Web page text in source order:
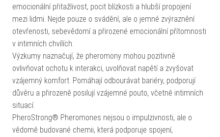
emocionální přitažlivost, pocit blízkosti a hlubší propojení
mezi lidmi. Nejde pouze o svádění, ale o jemné zvýraznění
otevřenosti, sebevědomí a přirozené emocionální přítomnosti
v intimních chvílích.
Výzkumy naznačují, že pheromony mohou pozitivně
ovlivňovat ochotu k interakci, uvolňovat napětí a zvyšovat
vzájemný komfort. Pomáhají odbourávat bariéry, podporují
důvěru a přirozeně posilují vzájemné pouto, včetně intimních
situací.
PheroStrong® Pheromones nejsou o impulzivnosti, ale o
vědomě budované chemii, která podporuje spojení,